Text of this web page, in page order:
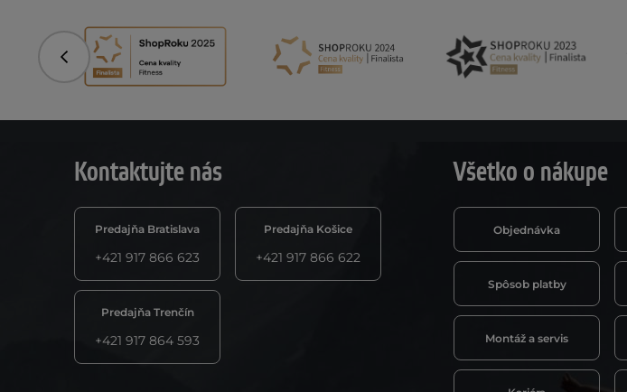
Predchádzajúci
Kontaktujte nás
Predajňa Bratislava
+421 917 866 623
Predajňa Košice
+421 917 866 622
Predajňa Trenčín
+421 917 864 593
Všetko o nákupe
Objednávka
Spôsob platby
Montáž a servis